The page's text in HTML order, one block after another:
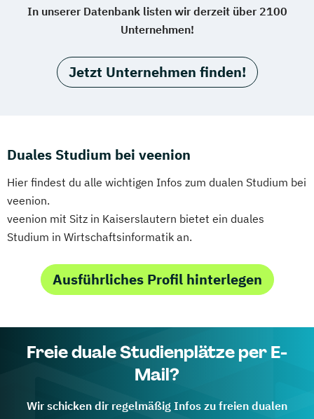
In unserer Datenbank listen wir derzeit über 2100
Unternehmen!
Jetzt Unternehmen finden!
Duales Studium bei veenion
Hier findest du alle wichtigen Infos zum dualen Studium bei
veenion.
veenion mit Sitz in Kaiserslautern bietet ein duales
Studium in Wirtschaftsinformatik an.
Ausführliches Profil hinterlegen
Freie duale Studienplätze per E-
Mail?
Wir schicken dir regelmäßig Infos zu freien dualen